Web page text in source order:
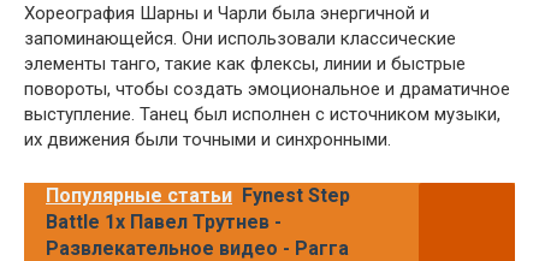
Хореография Шарны и Чарли была энергичной и
запоминающейся. Они использовали классические
элементы танго, такие как флексы, линии и быстрые
повороты, чтобы создать эмоциональное и драматичное
выступление. Танец был исполнен с источником музыки,
их движения были точными и синхронными.
Популярные статьи Fynest Step
Battle 1х Павел Трутнев -
Развлекательное видео - Рагга